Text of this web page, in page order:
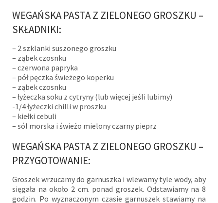
WEGAŃSKA PASTA Z ZIELONEGO GROSZKU –
SKŁADNIKI:
– 2 szklanki suszonego groszku
– ząbek czosnku
– czerwona papryka
– pół pęczka świeżego koperku
– ząbek czosnku
– łyżeczka soku z cytryny (lub więcej jeśli lubimy)
-1/4 łyżeczki chilli w proszku
– kiełki cebuli
– sól morska i świeżo mielony czarny pieprz
WEGAŃSKA PASTA Z ZIELONEGO GROSZKU –
PRZYGOTOWANIE:
Groszek wrzucamy do garnuszka i wlewamy tyle wody, aby
sięgała na około 2 cm. ponad groszek. Odstawiamy na 8
godzin. Po wyznaczonym czasie garnuszek stawiamy na